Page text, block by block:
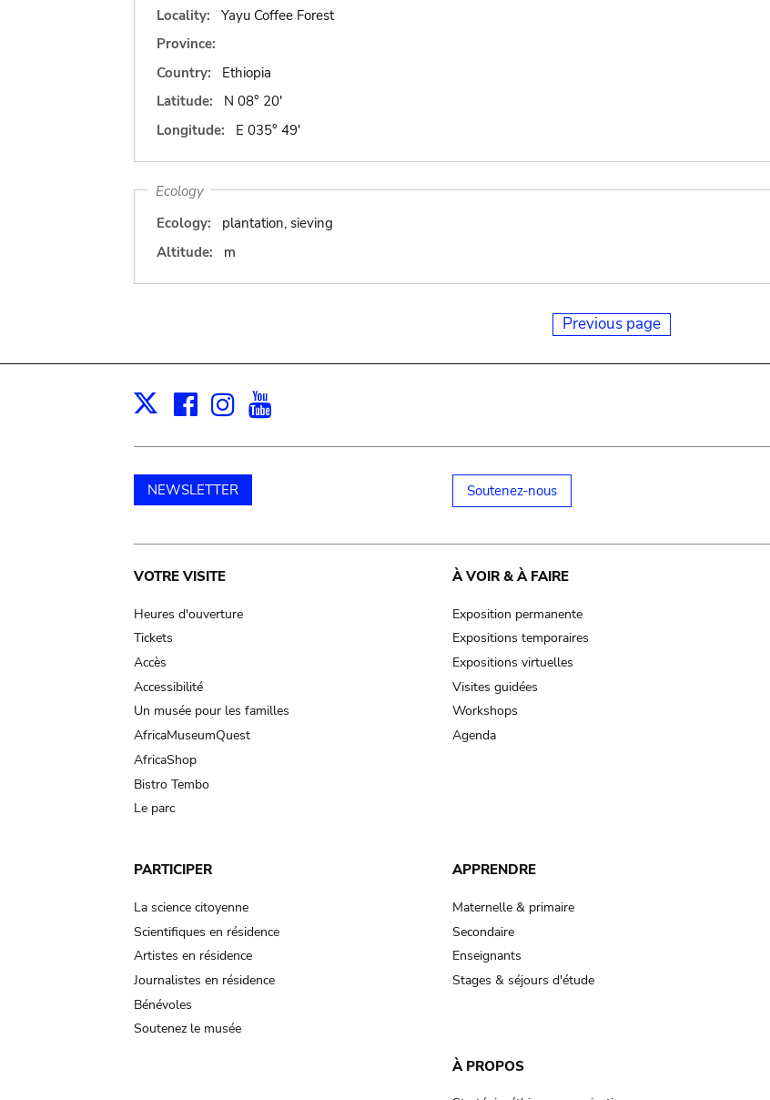
Locality:
Yayu Coffee Forest
Province:
Country:
Ethiopia
Latitude:
N 08° 20'
Longitude:
E 035° 49'
Ecology
Ecology:
plantation, sieving
Altitude:
m
Previous page
X Facebook
Instagram
NEWSLETTER Soutenez-nous
Main
navigation
VOTRE VISITE
Heures d'ouverture
Tickets
Accès
Accessibilité
Un musée pour les familles
AfricaMuseumQuest
AfricaShop
Bistro Tembo
Le parc
À VOIR & À FAIRE
Exposition permanente
Expositions temporaires
Expositions virtuelles
Visites guidées
Workshops
Agenda
PARTICIPER
La science citoyenne
Scientifiques en résidence
Artistes en résidence
Journalistes en résidence
Bénévoles
Soutenez le musée
APPRENDRE
Maternelle & primaire
Secondaire
Enseignants
Stages & séjours d'étude
À PROPOS